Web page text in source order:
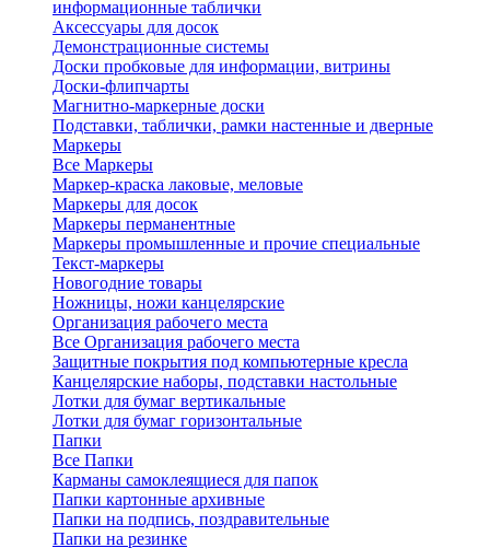
информационные таблички
Аксессуары для досок
Демонстрационные системы
Доски пробковые для информации, витрины
Доски-флипчарты
Магнитно-маркерные доски
Подставки, таблички, рамки настенные и дверные
Маркеры
Все Маркеры
Маркер-краска лаковые, меловые
Маркеры для досок
Маркеры перманентные
Маркеры промышленные и прочие специальные
Текст-маркеры
Новогодние товары
Ножницы, ножи канцелярские
Организация рабочего места
Все Организация рабочего места
Защитные покрытия под компьютерные кресла
Канцелярские наборы, подставки настольные
Лотки для бумаг вертикальные
Лотки для бумаг горизонтальные
Папки
Все Папки
Карманы самоклеящиеся для папок
Папки картонные архивные
Папки на подпись, поздравительные
Папки на резинке